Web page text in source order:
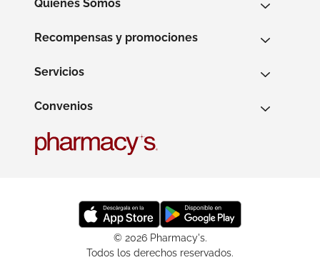
Quienes Somos
Recompensas y promociones
Servicios
Convenios
© 2026 Pharmacy's.
Todos los derechos reservados.